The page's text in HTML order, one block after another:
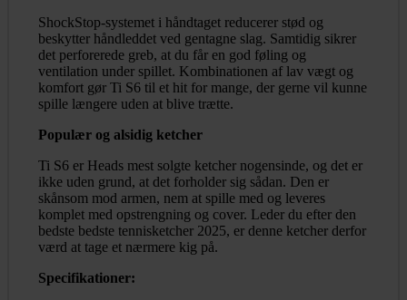
ShockStop-systemet i håndtaget reducerer stød og
beskytter håndleddet ved gentagne slag. Samtidig sikrer
det perforerede greb, at du får en god føling og
ventilation under spillet. Kombinationen af lav vægt og
komfort gør Ti S6 til et hit for mange, der gerne vil kunne
spille længere uden at blive trætte.
Populær og alsidig ketcher
Ti S6 er Heads mest solgte ketcher nogensinde, og det er
ikke uden grund, at det forholder sig sådan. Den er
skånsom mod armen, nem at spille med og leveres
komplet med opstrengning og cover. Leder du efter den
bedste bedste tennisketcher 2025, er denne ketcher derfor
værd at tage et nærmere kig på.
Specifikationer: